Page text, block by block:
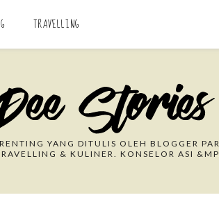
TRAVELLING
Search This Blog
YANG DITULIS OLEH BLOGGER
& KULINER. KONSELOR ASI